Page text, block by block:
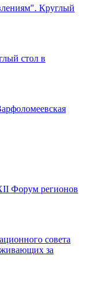
Круглый
стол в
Форум регионов
совета
за